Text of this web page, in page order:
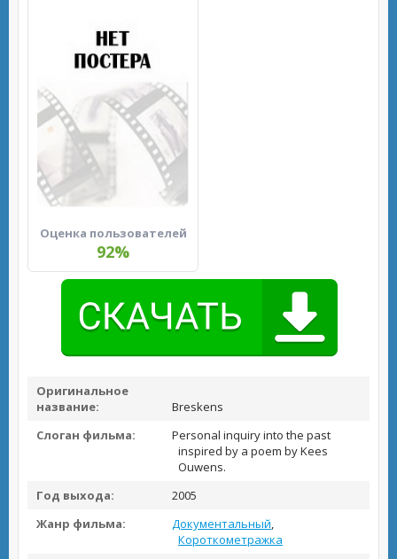
Оценка пользователей
92%
Оригинальное
название:
Breskens
Слоган фильма:
Personal inquiry into the past
inspired by a poem by Kees
Ouwens.
Год выхода:
2005
Жанр фильма:
Документальный,
Короткометражка